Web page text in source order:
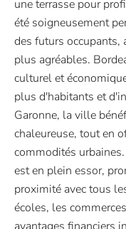
une terrasse pour
été soigneusement
des futurs occupants,
plus agréables.
culturel et
plus d'habitants et
Garonne, la ville
chaleureuse, tout en
commodités
est en plein essor,
proximité avec tous
écoles, les